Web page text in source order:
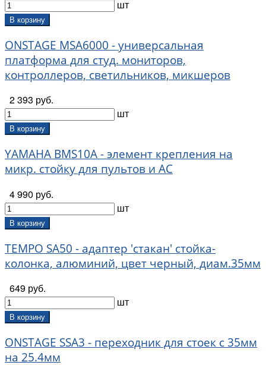
шт
В корзину
ONSTAGE MSA6000 - универсальная
платформа для студ. мониторов,
контроллеров, светильников, микшеров
2 393 руб.
шт
В корзину
YAMAHA BMS10A - элемент крепления на
микр. стойку для пультов и АС
4 990 руб.
шт
В корзину
TEMPO SA50 - адаптер 'стакан' стойка-
колонка, алюминий, цвет черный, диам.35мм
649 руб.
шт
В корзину
ONSTAGE SSA3 - переходник для стоек с 35мм
на 25.4мм